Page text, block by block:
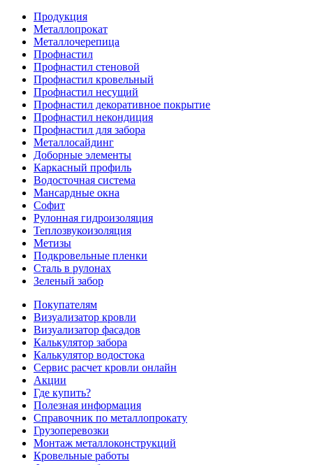
Продукция
Металлопрокат
Металлочерепица
Профнастил
Профнастил стеновой
Профнастил кровельный
Профнастил несущий
Профнастил декоративное покрытие
Профнастил некондиция
Профнастил для забора
Металлосайдинг
Доборные элементы
Каркасный профиль
Водосточная система
Мансардные окна
Софит
Рулонная гидроизоляция
Теплозвукоизоляция
Метизы
Подкровельные пленки
Сталь в рулонах
Зеленый забор
Покупателям
Визуализатор кровли
Визуализатор фасадов
Калькулятор забора
Калькулятор водостока
Сервис расчет кровли онлайн
Акции
Где купить?
Полезная информация
Справочник по металлопрокату
Грузоперевозки
Монтаж металлоконструкций
Кровельные работы